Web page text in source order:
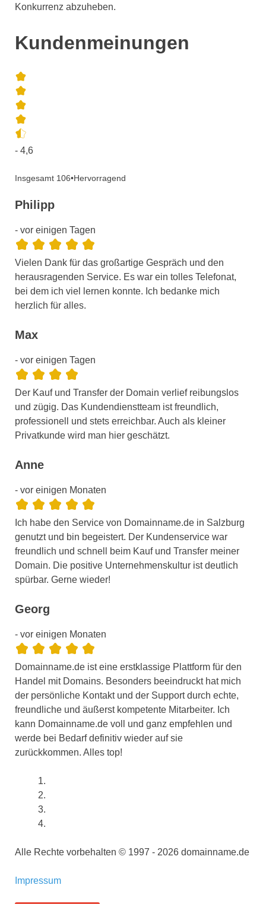
Konkurrenz abzuheben.
Kundenmeinungen
- 4,6
Insgesamt 106•Hervorragend
Philipp
- vor einigen Tagen
Vielen Dank für das großartige Gespräch und den
herausragenden Service. Es war ein tolles Telefonat,
bei dem ich viel lernen konnte. Ich bedanke mich
herzlich für alles.
Max
- vor einigen Tagen
Der Kauf und Transfer der Domain verlief reibungslos
und zügig. Das Kundendienstteam ist freundlich,
professionell und stets erreichbar. Auch als kleiner
Privatkunde wird man hier geschätzt.
Anne
- vor einigen Monaten
Ich habe den Service von Domainname.de in Salzburg
genutzt und bin begeistert. Der Kundenservice war
freundlich und schnell beim Kauf und Transfer meiner
Domain. Die positive Unternehmenskultur ist deutlich
spürbar. Gerne wieder!
Georg
- vor einigen Monaten
Domainname.de ist eine erstklassige Plattform für den
Handel mit Domains. Besonders beeindruckt hat mich
der persönliche Kontakt und der Support durch echte,
freundliche und äußerst kompetente Mitarbeiter. Ich
kann Domainname.de voll und ganz empfehlen und
werde bei Bedarf definitiv wieder auf sie
zurückkommen. Alles top!
Alle Rechte vorbehalten © 1997 - 2026 domainname.de
Impressum